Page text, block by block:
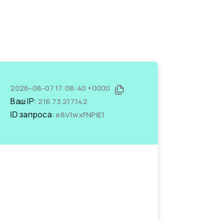
2026-08-07 17:08:40 +0000
Ваш IP:216.73.217.142
ID запроса:e8V1wxFNPiE1